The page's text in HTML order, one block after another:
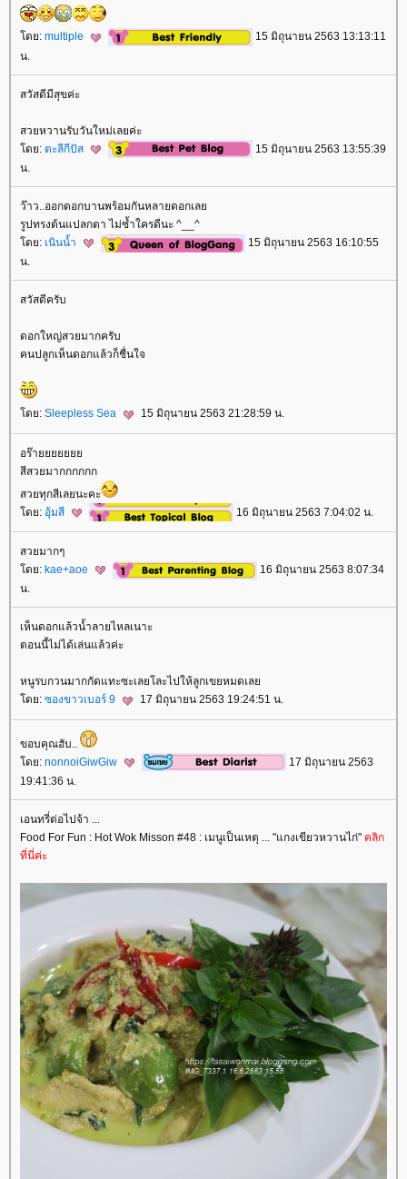
ดย: multiple
15 มิถุนายน 2563 13:13:11
น.
สวัสดีมีสุขค่ะ
สวยหวานรับวันใหม่เลยค่ะ
ดย: ตะลีกีปัส
15 มิถุนายน 2563 13:55:39
น.
ว๊าว..ออกดอกบานพร้อมกันหลายดอกเล
รูปทรงต้นแปลกตา ไม่ซ้ำใครดีนะ ^__^
ดย: เนินน้ำ
15 มิถุนายน 2563 16:10:55
น.
สวัสดีครับ
ดอกใหญ่สวยมากครับ
คนปลูกเห็นดอกแล้วก็ชื่นใจ
ดย: Sleepless Sea 15 มิถุนายน 2563 21:28:59 น.
อร๊า
สีสวยมากกกกกก
สวยทุกสีเลยนะคะ
ดย: อุ้มสี 16 มิถุนายน 2563 7:04:02 น.
สวยมากๆ
ดย: kae+aoe
16 มิถุนายน 2563 8:07:34
น.
เห็นดอกแล้วน้ำลายไหลเนาะ
ตอนนี้ไม่ได้เล่นแล้วค่ะ
หนูรบกวนมากกัดแทะซะเลยโละไปให้ลูกเขยหมดเล
ดย: ซองขาวเบอร์ 9 17 มิถุนายน 2563 19:24:51 น.
ขอบคุณฮับ..
ดย: nonnoiGiwGiw
17 มิถุนายน 2563
19:41:36 น.
เอนทรี่ต่อไปจ้า ...
Food For Fun : Hot Wok Misson #48 : เมนูเป็นเหตุ ... "แกงเขียวหวานไก่" คลิก
ที่นี่ค่ะ